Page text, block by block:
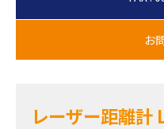
レーザー距離計